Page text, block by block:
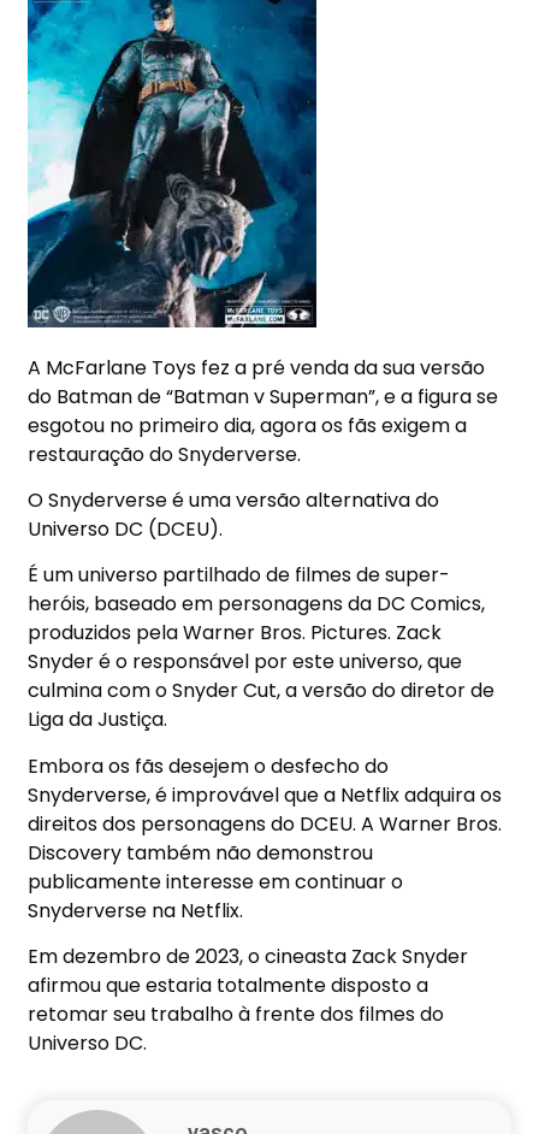
A McFarlane Toys fez a pré venda da sua versão
do Batman de “Batman v Superman”, e a figura se
esgotou no primeiro dia, agora os fãs exigem a
restauração do Snyderverse.
O Snyderverse é uma versão alternativa do
Universo DC (DCEU).
É um universo partilhado de filmes de super-
heróis, baseado em personagens da DC Comics,
produzidos pela Warner Bros. Pictures. Zack
Snyder é o responsável por este universo, que
culmina com o Snyder Cut, a versão do diretor de
Liga da Justiça.
Embora os fãs desejem o desfecho do
Snyderverse, é improvável que a Netflix adquira os
direitos dos personagens do DCEU. A Warner Bros.
Discovery também não demonstrou
publicamente interesse em continuar o
Snyderverse na Netflix.
Em dezembro de 2023, o cineasta Zack Snyder
afirmou que estaria totalmente disposto a
retomar seu trabalho à frente dos filmes do
Universo DC.